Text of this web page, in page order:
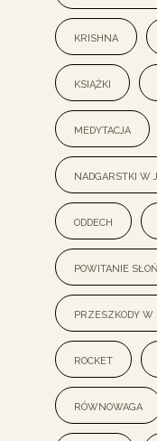
krishna
książki
medytacja
nadgarstki w
oddech
powitanie
przeszkody
rocket
równowaga